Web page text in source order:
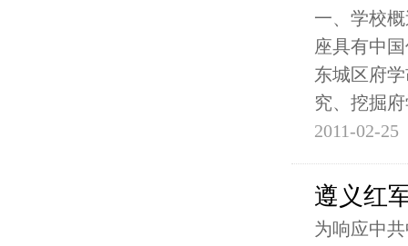
一、学校
座具有中
东城区府
究、挖掘
2011-02-25
遵义红
为响应中